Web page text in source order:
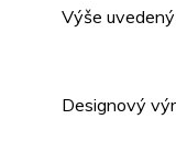
Výše
Designový